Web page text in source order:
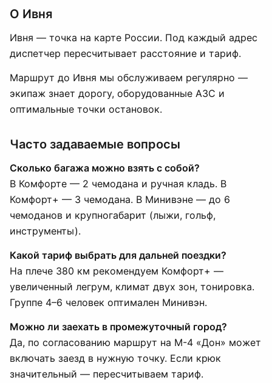
О Ивня
Ивня — точка на карте России. Под каждый адрес
диспетчер пересчитывает расстояние и тариф.
Маршрут до Ивня мы обслуживаем регулярно —
экипаж знает дорогу, оборудованные АЗС и
оптимальные точки остановок.
Часто задаваемые вопросы
Сколько багажа можно взять с собой?
В Комфорте — 2 чемодана и ручная кладь. В
Комфорт+ — 3 чемодана. В Минивэне — до 6
чемоданов и крупногабарит (лыжи, гольф,
инструменты).
Какой тариф выбрать для дальней поездки?
На плече 380 км рекомендуем Комфорт+ —
увеличенный легрум, климат двух зон, тонировка.
Группе 4–6 человек оптимален Минивэн.
Можно ли заехать в промежуточный город?
Да, по согласованию маршрут на М-4 «Дон» может
включать заезд в нужную точку. Если крюк
значительный — пересчитываем тариф.